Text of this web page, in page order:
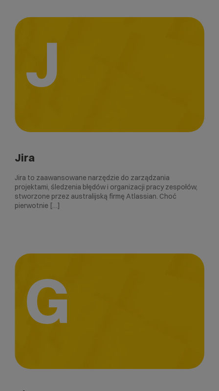
J
Jira
Jira to zaawansowane narzędzie do zarządzania
projektami, śledzenia błędów i organizacji pracy zespołów,
stworzone przez australijską firmę Atlassian. Choć
pierwotnie […]
G